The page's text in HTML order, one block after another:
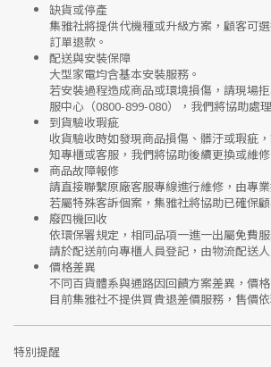
缺貨或停產
集雅社將提供代機種或升級方案 ，顧客可
訂單退款。
配送與安裝保障
大型家電均含基本安裝服務。
若安裝過程造成商品或環境損傷，請現場
服中心 （0800-899-080），我們將協助處理
到貨驗收瑕疵
收貨驗收時如發現商品損傷、髒汙或瑕疵
知專櫃或客服，我們將協助後續更換或維修
商品故障報修
請直接聯繫原廠客服專線進行維修，由專
若屬特殊客訴個案，集雅社將協助已確保顧
廢四機回收
依環保署規定，相同品項一進一出屬免費服
請於配送前向專櫃人員登記，由物流配送人
價格差異
不同百貨體系與通路因回饋方案差異，價格
目前集雅社不提供買貴退差價服務 ，售價
特別提醒